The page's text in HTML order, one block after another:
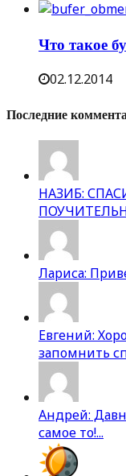
Что такое
02.12.2014
Последние
НАЗИБ:
Лариса:
Евгений:
запомнить
Андрей:
самое то!...